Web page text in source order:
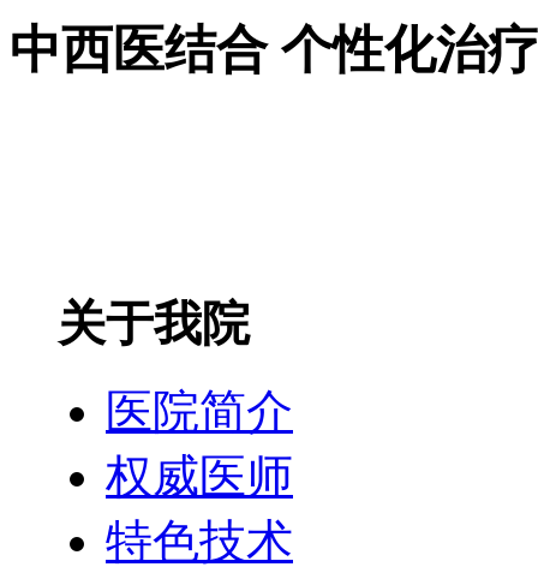
中西医结合 个性化治
关于我院
医院简介
权威医师
特色技术